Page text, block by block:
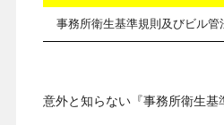
事務所衛生基準規則及びビル管
意外と知らない『事務所衛生基